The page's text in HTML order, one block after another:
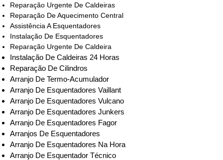
Reparação Urgente De Caldeiras
Reparação De Aquecimento Central
Assistência A Esquentadores
Instalação De Esquentadores
Reparação Urgente De Caldeira
Instalação De Caldeiras 24 Horas
Reparação De Cilindros
Arranjo De Termo-Acumulador
Arranjo De Esquentadores Vaillant
Arranjo De Esquentadores Vulcano
Arranjo De Esquentadores Junkers
Arranjo De Esquentadores Fagor
Arranjos De Esquentadores
Arranjo De Esquentadores Na Hora
Arranjo De Esquentador Técnico